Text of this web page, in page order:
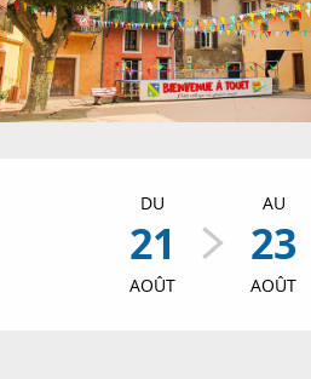
Ouverture
DU
21
AOÛT
AU
23
AOÛT